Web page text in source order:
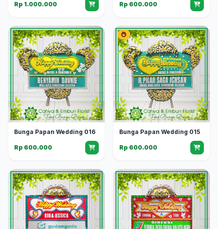
Rp 1.000.000 Rp 600.000
Bunga Papan Wedding 016
Rp 600.000
Bunga Papan Wedding 015
Rp 600.000